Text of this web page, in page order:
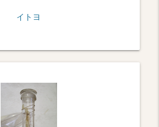
イトヨ